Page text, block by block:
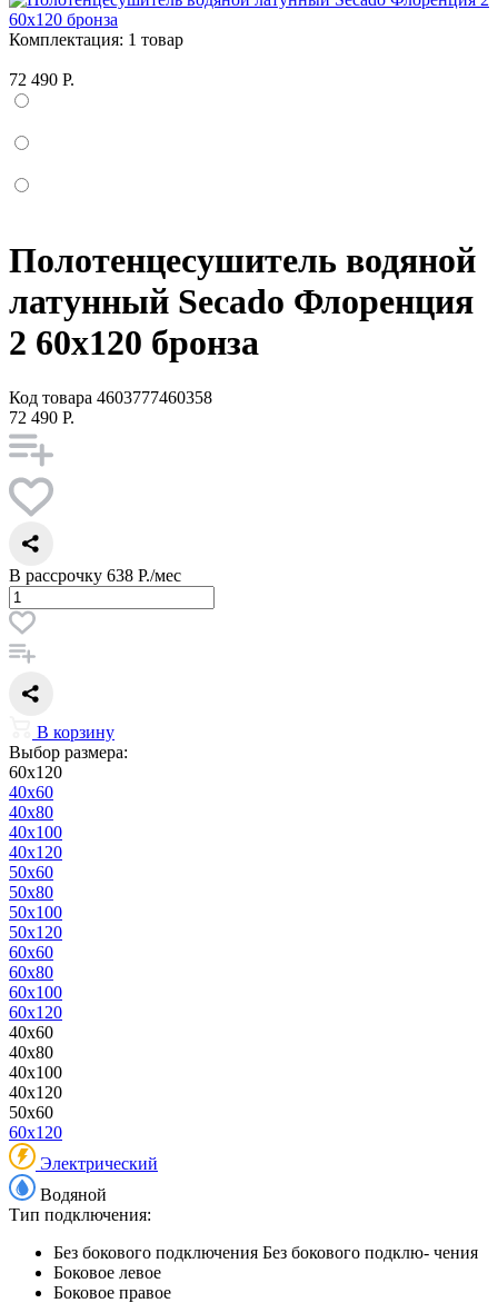
Комплектация: 1 товар
72 490 Р.
Полотенцесушитель водяной
латунный Secado Флоренция
2 60x120 бронза
Код товара 4603777460358
72 490 Р.
В рассрочку 638 Р./мес
В корзину
Выбор размера:
60x120
40x60
40x80
40x100
40x120
50x60
50x80
50x100
50x120
60x60
60x80
60x100
60x120
40x60
40x80
40x100
40x120
50x60
60x120
Электрический
Водяной
Тип подключения:
Без бокового подключения Без бокового подклю- чения
Боковое левое
Боковое правое